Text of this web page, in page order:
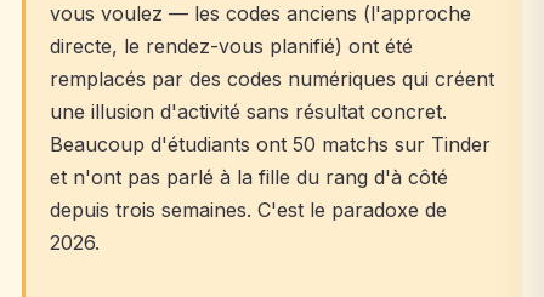
vous voulez — les codes anciens (l'approche
directe, le rendez-vous planifié) ont été
remplacés par des codes numériques qui créent
une illusion d'activité sans résultat concret.
Beaucoup d'étudiants ont 50 matchs sur Tinder
et n'ont pas parlé à la fille du rang d'à côté
depuis trois semaines. C'est le paradoxe de
2026.